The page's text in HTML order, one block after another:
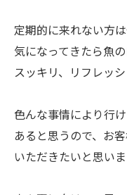
定期的に来れない方
気になってきたら魚
スッキリ、リフレッ
色んな事情により行
あると思うので、お
いただきたいと思いま